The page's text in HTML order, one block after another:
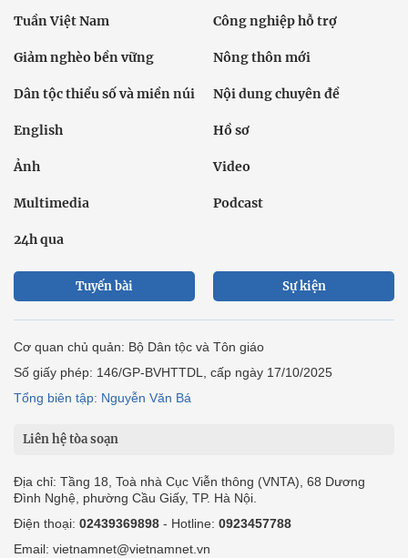
Tuần Việt Nam Công nghiệp hỗ trợ
Giảm nghèo bền vững Nông thôn mới
Dân tộc thiểu số và miền núi Nội dung chuyên đề
English Hồ sơ
Ảnh Video
Multimedia Podcast
24h qua
Tuyến bài Sự kiện
Cơ quan chủ quản: Bộ Dân tộc và Tôn giáo
Số giấy phép: 146/GP-BVHTTDL, cấp ngày 17/10/2025
Tổng biên tập: Nguyễn Văn Bá
Liên hệ tòa soạn
Địa chỉ: Tầng 18, Toà nhà Cục Viễn thông (VNTA), 68 Dương
Đình Nghệ, phường Cầu Giấy, TP. Hà Nội.
Điện thoại: 02439369898 - Hotline: 0923457788
Email: vietnamnet@vietnamnet.vn